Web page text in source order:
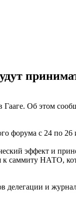
Об этом
форума с 24 по
эффект и
НАТО,
и